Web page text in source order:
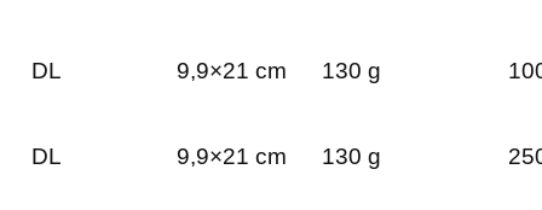
DL 9,9×21 cm 130 g
DL 9,9×21 cm 130 g